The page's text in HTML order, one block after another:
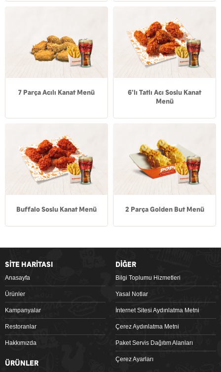
7 Parça Acılı Kanat Menü
6'lı Tatlı Acı Soslu Kanat
Menü
Buffalo Soslu Kanat Menü 2 Parça Golden But Menü
SİTE HARİTASI
Anasayfa
Ürünler
Kampanyalar
Restoranlar
Hakkımızda
DİĞER
Bilgi Toplumu Hizmetleri
Yasal Notlar
İnternet Sitesi Aydınlatma Metni
Çerez Aydınlatma Metni
Paket Servis Dağıtım Alanları
Çerez Ayarları
ÜRÜNLER